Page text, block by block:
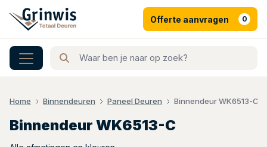
Offerte aanvragen 0
Home Binnendeuren Paneel Deuren Binnendeur WK6513-C
Binnendeur WK6513-C